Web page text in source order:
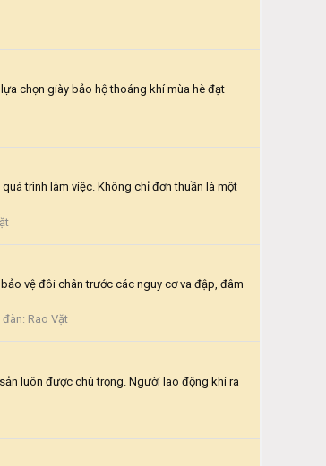
chọn giày bảo hộ thoáng khí mùa hè đạt
trình làm việc. Không chỉ đơn thuần là một
vệ đôi chân trước các nguy cơ va đập, đâm
đàn: Rao Vặt
luôn được chú trọng. Người lao động khi ra